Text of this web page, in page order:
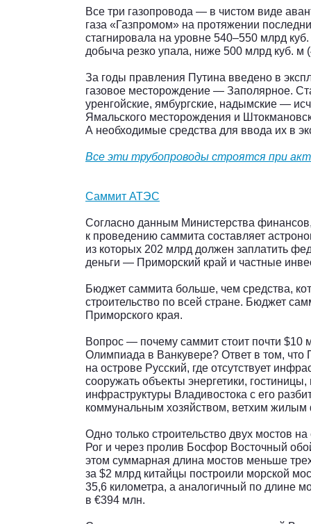
Все три газопровода — в чистом виде
газа «Газпромом» на протяжении
стагнировала на уровне 540–550 млрд
добыча резко упала, ниже 500 млрд куб. м
За годы правления Путина введено в
газовое месторождение — Заполярное.
уренгойские, ямбургские, надымские —
Ямальского месторождения и
А необходимые средства для ввода их в
Все эти трубопроводы строятся при
Саммит АТЭС
Согласно данным Министерства финансов,
к проведению саммита составляет
из которых 202 млрд должен заплатить
деньги — Приморский край и частные
Бюджет саммита больше, чем средства,
строительство по всей стране. Бюджет
Приморского края.
Вопрос — почему саммит стоит почти $10
Олимпиада в Ванкувере? Ответ в том,
на острове Русский, где отсутствует
сооружать объекты энергетики,
инфраструктуры Владивостока с его
коммунальным хозяйством, ветхим
Одно только строительство двух мостов
Рог и через пролив Босфор Восточный
этом суммарная длина мостов меньше
за $2 млрд китайцы построили морской
35,6 километра, а аналогичный по длине
в €394 млн.